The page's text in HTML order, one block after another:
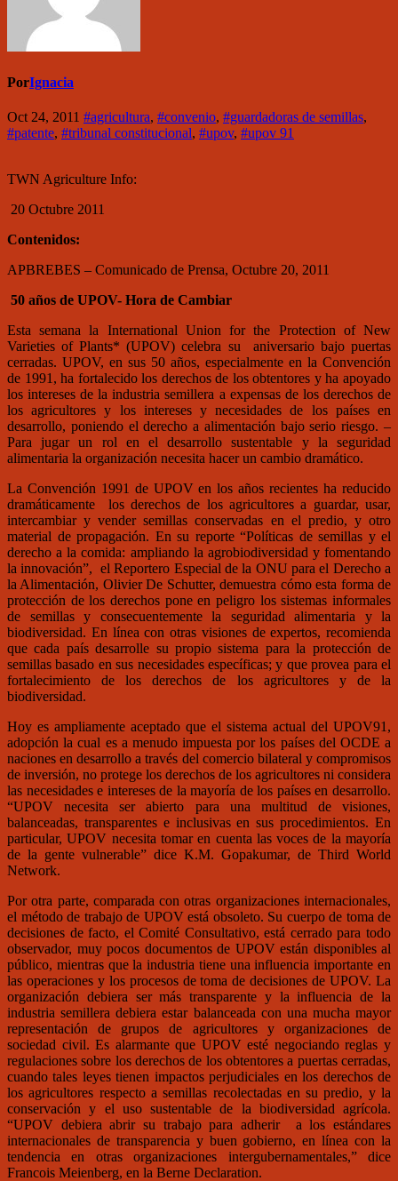
PorIgnacia
Oct 24, 2011 #agricultura, #convenio, #guardadoras de semillas,
#patente, #tribunal constitucional, #upov, #upov 91
TWN Agriculture Info:
20 Octubre 2011
Contenidos:
APBREBES – Comunicado de Prensa, Octubre 20, 2011
50 años de UPOV- Hora de Cambiar
Esta semana la International Union for the Protection of New
Varieties of Plants* (UPOV) celebra su aniversario bajo puertas
cerradas. UPOV, en sus 50 años, especialmente en la Convención
de 1991, ha fortalecido los derechos de los obtentores y ha apoyado
los intereses de la industria semillera a expensas de los derechos de
los agricultores y los intereses y necesidades de los países en
desarrollo, poniendo el derecho a alimentación bajo serio riesgo. –
Para jugar un rol en el desarrollo sustentable y la seguridad
alimentaria la organización necesita hacer un cambio dramático.
La Convención 1991 de UPOV en los años recientes ha reducido
dramáticamente los derechos de los agricultores a guardar, usar,
intercambiar y vender semillas conservadas en el predio, y otro
material de propagación. En su reporte “Políticas de semillas y el
derecho a la comida: ampliando la agrobiodiversidad y fomentando
la innovación”, el Reportero Especial de la ONU para el Derecho a
la Alimentación, Olivier De Schutter, demuestra cómo esta forma de
protección de los derechos pone en peligro los sistemas informales
de semillas y consecuentemente la seguridad alimentaria y la
biodiversidad. En línea con otras visiones de expertos, recomienda
que cada país desarrolle su propio sistema para la protección de
semillas basado en sus necesidades específicas; y que provea para el
fortalecimiento de los derechos de los agricultores y de la
biodiversidad.
Hoy es ampliamente aceptado que el sistema actual del UPOV91,
adopción la cual es a menudo impuesta por los países del OCDE a
naciones en desarrollo a través del comercio bilateral y compromisos
de inversión, no protege los derechos de los agricultores ni considera
las necesidades e intereses de la mayoría de los países en desarrollo.
“UPOV necesita ser abierto para una multitud de visiones,
balanceadas, transparentes e inclusivas en sus procedimientos. En
particular, UPOV necesita tomar en cuenta las voces de la mayoría
de la gente vulnerable” dice K.M. Gopakumar, de Third World
Network.
Por otra parte, comparada con otras organizaciones internacionales,
el método de trabajo de UPOV está obsoleto. Su cuerpo de toma de
decisiones de facto, el Comité Consultativo, está cerrado para todo
observador, muy pocos documentos de UPOV están disponibles al
público, mientras que la industria tiene una influencia importante en
las operaciones y los procesos de toma de decisiones de UPOV. La
organización debiera ser más transparente y la influencia de la
industria semillera debiera estar balanceada con una mucha mayor
representación de grupos de agricultores y organizaciones de
sociedad civil. Es alarmante que UPOV esté negociando reglas y
regulaciones sobre los derechos de los obtentores a puertas cerradas,
cuando tales leyes tienen impactos perjudiciales en los derechos de
los agricultores respecto a semillas recolectadas en su predio, y la
conservación y el uso sustentable de la biodiversidad agrícola.
“UPOV debiera abrir su trabajo para adherir a los estándares
internacionales de transparencia y buen gobierno, en línea con la
tendencia en otras organizaciones intergubernamentales,” dice
Francois Meienberg, en la Berne Declaration.